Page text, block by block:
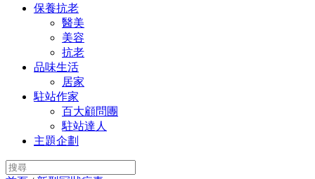
保養抗老
醫美
美容
抗老
品味生活
居家
駐站作家
百大顧問團
駐站達人
主題企劃